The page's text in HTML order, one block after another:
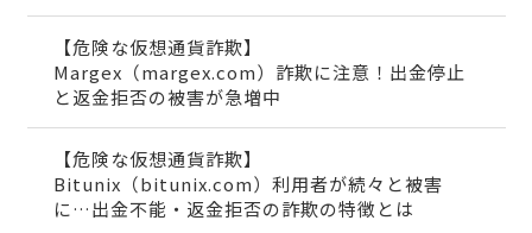
【危険な仮想通貨詐欺】
Margex（margex.com）詐欺に注意！出金停止
と返金拒否の被害が急増中
【危険な仮想通貨詐欺】
Bitunix（bitunix.com）利用者が続々と被害
に…出金不能・返金拒否の詐欺の特徴とは